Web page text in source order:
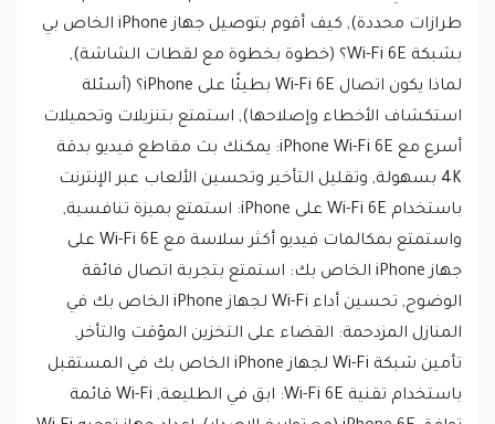
بشبكة Wi-Fi 6E؟ (خطوة بخطوة مع لقطات الشاشة),
لماذا يكون اتصال Wi-Fi 6E بطيئًا على iPhone؟ (أسئلة
استكشاف الأخطاء وإصلاحها), استمتع بتنزيلات وتحميلات
أسرع مع iPhone Wi-Fi 6E: يمكنك بث مقاطع فيديو بدقة
4K بسهولة, وتقليل التأخير وتحسين الألعاب عبر الإنترنت
باستخدام Wi-Fi 6E على iPhone: استمتع بميزة تنافسية,
واستمتع بمكالمات فيديو أكثر سلاسة مع Wi-Fi 6E على
جهاز iPhone الخاص بك: استمتع بتجربة اتصال فائقة
الوضوح, تحسين أداء Wi-Fi لجهاز iPhone الخاص بك في
المنازل المزدحمة: القضاء على التخزين المؤقت والتأخر,
تأمين شبكة Wi-Fi لجهاز iPhone الخاص بك في المستقبل
باستخدام تقنية Wi-Fi 6E: ابق في الطليعة, Wi-Fi قائمة
توافق iPhone 6E (مع تواريخ الإصدار), إعداد جهاز توجيه Wi-Fi